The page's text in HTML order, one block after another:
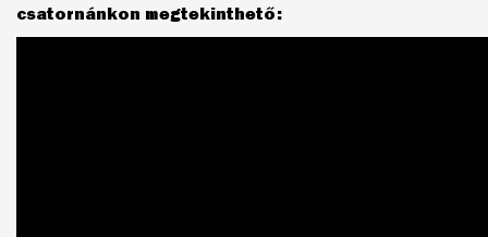
csatornánkon megtekinthető: